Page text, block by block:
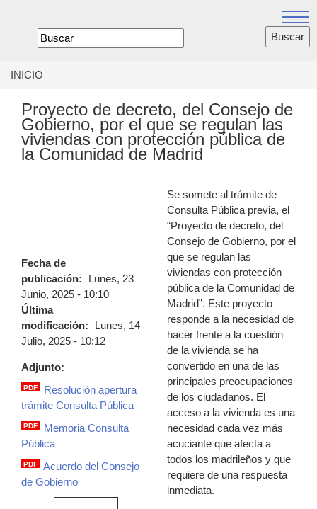
navigationFormulario
de
encuentra
usted
aquí
INICIO
Proyecto de decreto, del Consejo de
Gobierno, por el que se regulan las
viviendas con protección pública de
la Comunidad de Madrid
Fecha de
publicación:
Lunes, 23
Junio, 2025 - 10:10
Última
modificación:
Lunes, 14
Julio, 2025 - 10:12
Adjunto:
resolucion_dg_pdf.pdf
PDF
Resolución apertura
trámite Consulta Pública
PDF
Memoria Consulta
Pública
PDF
Acuerdo del Consejo
de Gobierno
Se somete al trámite de
Consulta Pública previa, el
“Proyecto de decreto, del
Consejo de Gobierno, por el
que se regulan las
viviendas con protección
pública de la Comunidad de
Madrid”. Este proyecto
responde a la necesidad de
hacer frente a la cuestión
de la vivienda se ha
convertido en una de las
principales preocupaciones
de los ciudadanos. El
acceso a la vivienda es una
necesidad cada vez más
acuciante que afecta a
todos los madrileños y que
requiere de una respuesta
inmediata.